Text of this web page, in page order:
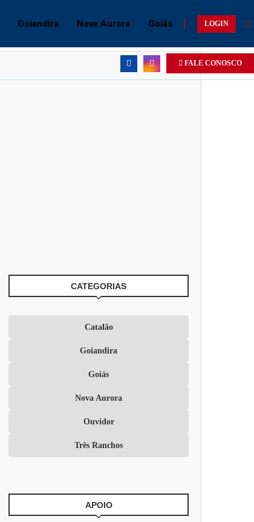
Goiandira Nova Aurora Goiás LOGIN
FALE CONOSCO
CATEGORIAS
Catalão
Goiandira
Goiás
Nova Aurora
Ouvidor
Três Ranchos
APOIO